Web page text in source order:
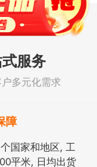
服务
多元化需求
障
国家和地区, 工
平米, 日均出货